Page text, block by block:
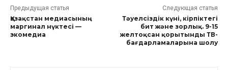
Предыдущая статья
Қазақстан медиасының
маргинал нүктесі —
экомедиа
Следующая статья
Тәуелсіздік күні, кірпіктегі
бит және зорлық. 9-15
желтоқсан қорытынды ТВ-
бағдарламаларына шолу